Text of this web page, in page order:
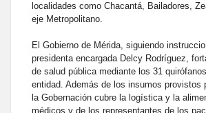
localidades como Chacantá, Bailadores,
eje Metropolitano.
El Gobierno de Mérida, siguiendo
presidenta encargada Delcy Rodríguez,
de salud pública mediante los 31
entidad. Además de los insumos provistos
la Gobernación cubre la logística y la
médicos y de los representantes de los